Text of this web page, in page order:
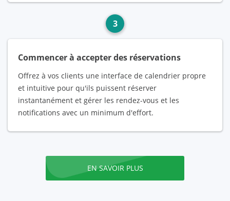
3
Commencer à accepter des réservations
Offrez à vos clients une interface de calendrier propre
et intuitive pour qu'ils puissent réserver
instantanément et gérer les rendez-vous et les
notifications avec un minimum d'effort.
EN SAVOIR PLUS